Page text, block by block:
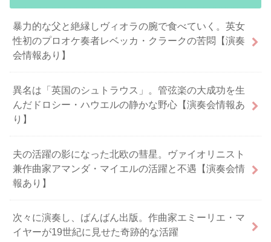
暴力的な父と絶縁しヴィオラの腕で食べていく。英女
性初のプロオケ奏者レベッカ・クラークの苦悶【演奏
会情報あり】
異名は「英国のシュトラウス」。管弦楽の大成功を生
んだドロシー・ハウエルの静かな野心【演奏会情報あ
り】
夫の活躍の影になった北欧の彗星。ヴァイオリニスト
兼作曲家アマンダ・マイエルの活躍と不遇【演奏会情
報あり】
次々に演奏し、ばんばん出版。作曲家エミーリエ・マ
イヤーが19世紀に見せた奇跡的な活躍